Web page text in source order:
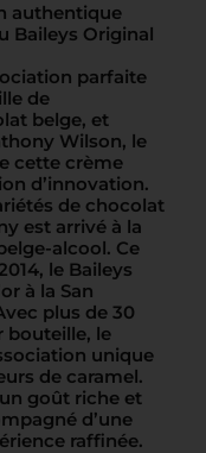
authentique
Baileys Original
parfaite
de
belge, et
Wilson, le
cette crème
d’innovation.
de chocolat
est arrivé à la
alcool. Ce
le Baileys
à la San
plus de 30
bouteille, le
unique
de caramel.
goût riche et
d’une
raffinée.